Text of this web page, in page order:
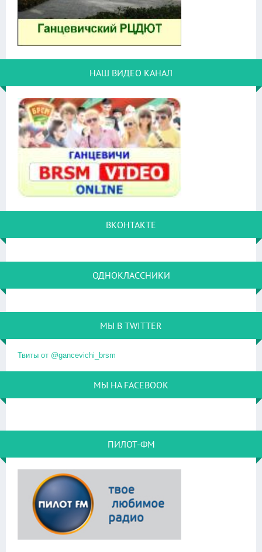
НАШ ВИДЕО КАНАЛ
ВКОНТАКТЕ
ОДНОКЛАССНИКИ
МЫ В TWITTER
Твиты от @gancevichi_brsm
МЫ НА FACEBOOK
ПИЛОТ-ФМ